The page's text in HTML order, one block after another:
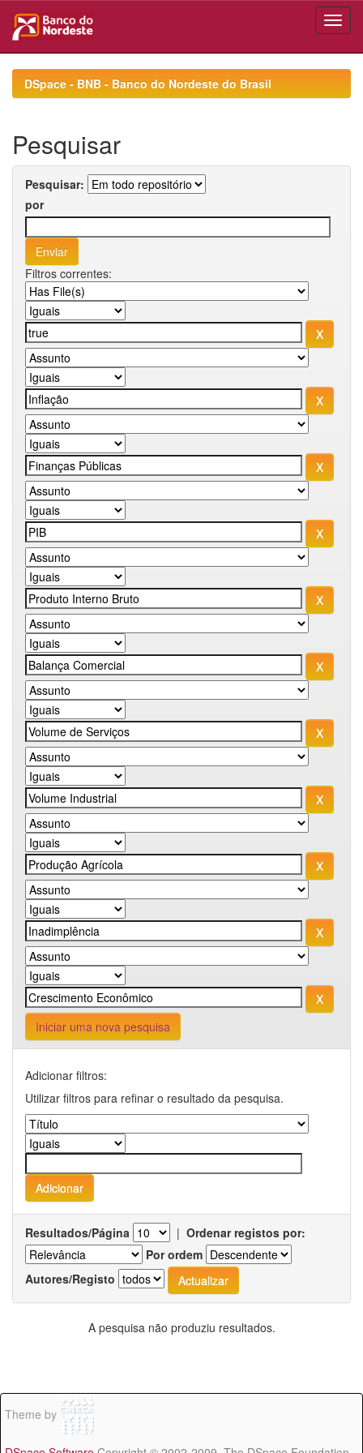
navigationDSpace - BNB - Banco do Nordeste do Brasil
Pesquisar
Pesquisar:
por
Filtros correntes:
Iniciar uma nova pesquisa
Adicionar filtros:
Utilizar filtros para refinar o resultado da pesquisa.
Resultados/Página | Ordenar registos por:
Por ordem
Autores/Registo
A pesquisa não produziu resultados.
Theme by